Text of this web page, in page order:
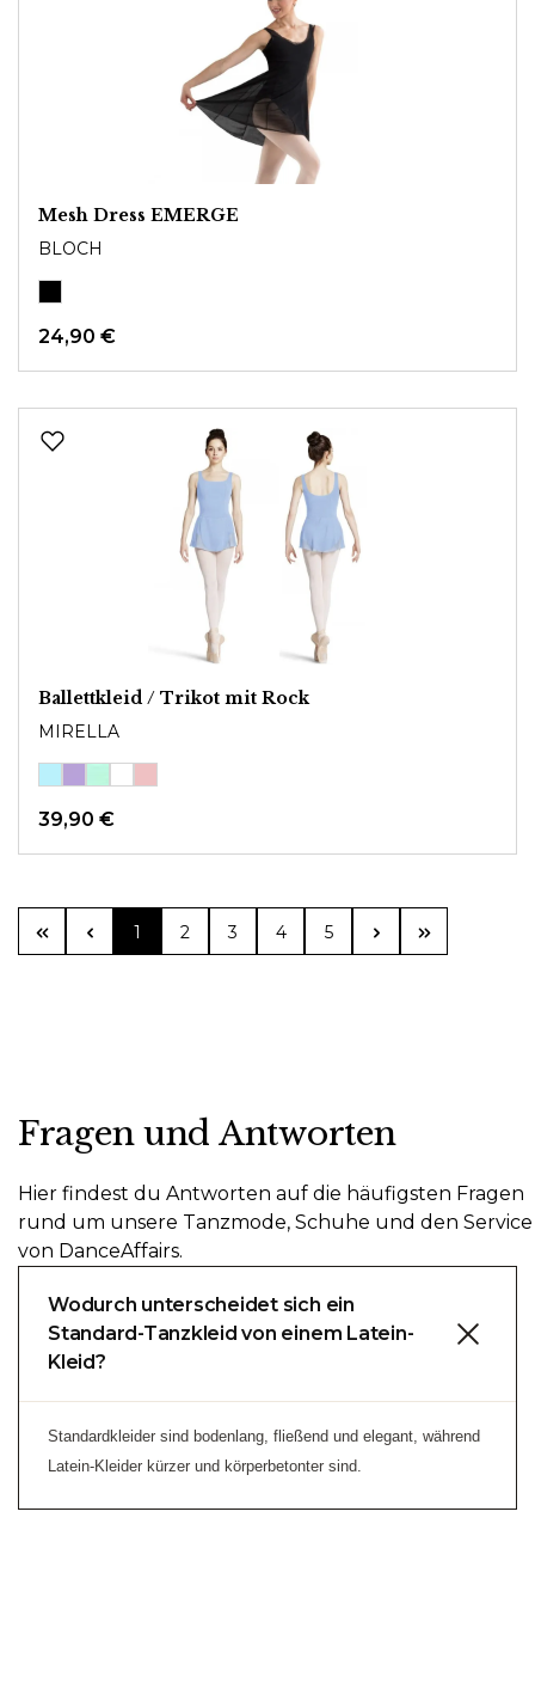
Mesh Dress EMERGE
BLOCH
24,90 €
Ballettkleid / Trikot mit Rock
MIRELLA
39,90 €
Seite
1 Seite
2 Seite
3 Seite
4 Seite
5
Fragen und Antworten
Hier findest du Antworten auf die häufigsten Fragen
rund um unsere Tanzmode, Schuhe und den Service
von DanceAffairs.
Wodurch unterscheidet sich ein
Standard-Tanzkleid von einem Latein-
Kleid?
Standardkleider sind bodenlang, fließend und elegant, während
Latein-Kleider kürzer und körperbetonter sind.